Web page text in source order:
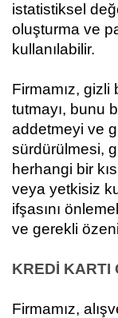
istatistiksel
oluşturma ve
kullanılabilir.
Firmamız, gizli
tutmayı, bunu
addetmeyi ve
sürdürülmesi,
herhangi bir
veya yetkisiz
ifşasını
ve gerekli
KREDİ KARTI
Firmamız,